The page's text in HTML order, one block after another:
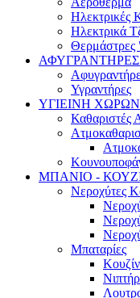
Ηλεκτρικές
Ηλεκτρικά
Θερμάστρες
Υγραντήρες
ΥΓΙΕΙΝΗ ΧΩΡΩΝ
Καθαριστές
ΜΠΑΝΙΟ -
Νεροχύτες
Μπαταρίες